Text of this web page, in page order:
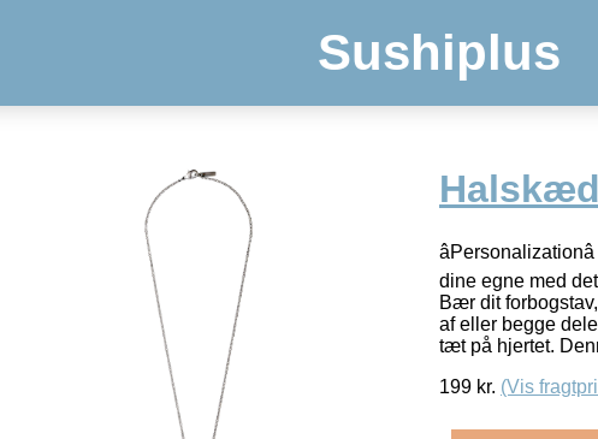
Sushiplus
dine egne med
Bær dit
af eller begge
tæt på hjertet.
199 kr. (Vis